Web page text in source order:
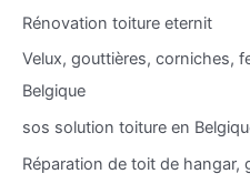
Rénovation toiture eternit
Velux, gouttières, corniches,
Belgique
sos solution toiture en
Réparation de toit de hangar,